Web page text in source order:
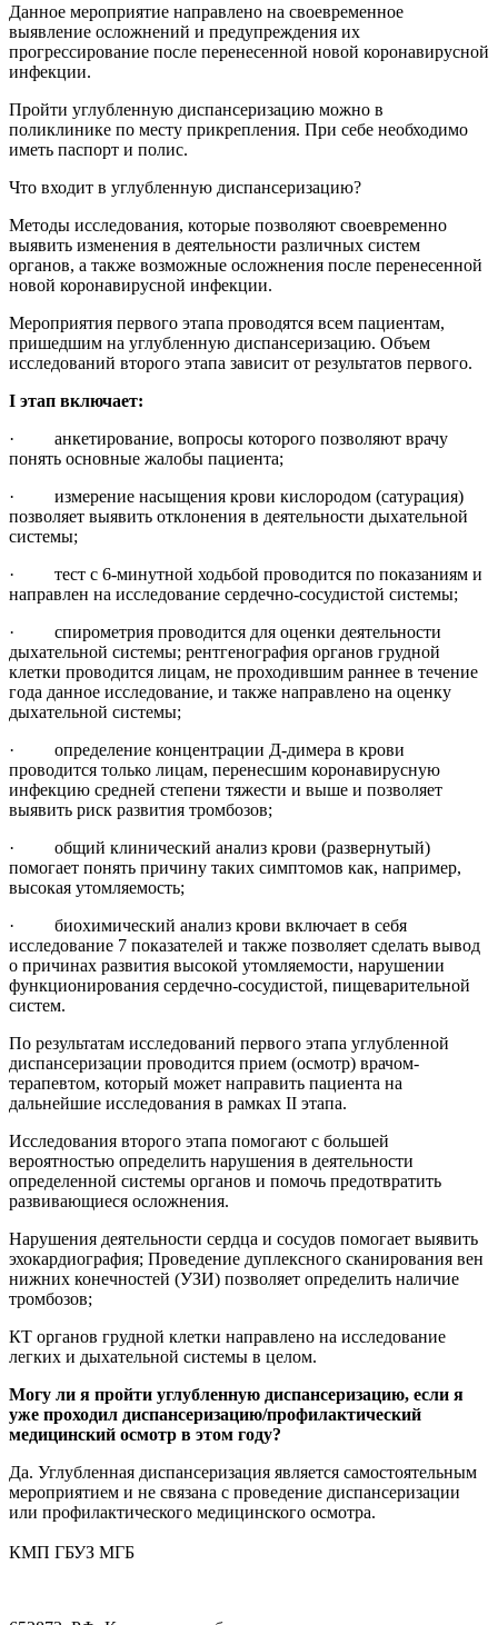
Данное мероприятие направлено на своевременное
выявление осложнений и предупреждения их
прогрессирование после перенесенной новой коронавирусной
инфекции.
Пройти углубленную диспансеризацию можно в
поликлинике по месту прикрепления. При себе необходимо
иметь паспорт и полис.
Что входит в углубленную диспансеризацию?
Методы исследования, которые позволяют своевременно
выявить изменения в деятельности различных систем
органов, а также возможные осложнения после перенесенной
новой коронавирусной инфекции.
Мероприятия первого этапа проводятся всем пациентам,
пришедшим на углубленную диспансеризацию. Объем
исследований второго этапа зависит от результатов первого.
I этап включает:
· анкетирование, вопросы которого позволяют врачу
понять основные жалобы пациента;
· измерение насыщения крови кислородом (сатурация)
позволяет выявить отклонения в деятельности дыхательной
системы;
· тест с 6-минутной ходьбой проводится по показаниям и
направлен на исследование сердечно-сосудистой системы;
· спирометрия проводится для оценки деятельности
дыхательной системы; рентгенография органов грудной
клетки проводится лицам, не проходившим раннее в течение
года данное исследование, и также направлено на оценку
дыхательной системы;
· определение концентрации Д-димера в крови
проводится только лицам, перенесшим коронавирусную
инфекцию средней степени тяжести и выше и позволяет
выявить риск развития тромбозов;
· общий клинический анализ крови (развернутый)
помогает понять причину таких симптомов как, например,
высокая утомляемость;
· биохимический анализ крови включает в себя
исследование 7 показателей и также позволяет сделать вывод
о причинах развития высокой утомляемости, нарушении
функционирования сердечно-сосудистой, пищеварительной
систем.
По результатам исследований первого этапа углубленной
диспансеризации проводится прием (осмотр) врачом-
терапевтом, который может направить пациента на
дальнейшие исследования в рамках II этапа.
Исследования второго этапа помогают с большей
вероятностью определить нарушения в деятельности
определенной системы органов и помочь предотвратить
развивающиеся осложнения.
Нарушения деятельности сердца и сосудов помогает выявить
эхокардиография; Проведение дуплексного сканирования вен
нижних конечностей (УЗИ) позволяет определить наличие
тромбозов;
КТ органов грудной клетки направлено на исследование
легких и дыхательной системы в целом.
Могу ли я пройти углубленную диспансеризацию, если я
уже проходил диспансеризацию/профилактический
медицинский осмотр в этом году?
Да. Углубленная диспансеризация является самостоятельным
мероприятием и не связана с проведение диспансеризации
или профилактического медицинского осмотра.
КМП ГБУЗ МГБ